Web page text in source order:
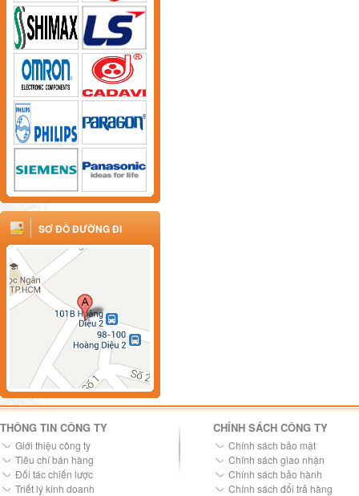
SƠ ĐỒ ĐƯỜNG ĐI
THÔNG TIN CÔNG TY
Giới thiệu công ty
Tiêu chí bán hàng
Đối tác chiến lược
Triết lý kinh doanh
CHÍNH SÁCH CÔNG TY
Chính sách bảo mật
Chính sách giao nhận
Chính sách bảo hành
Chính sách đổi trả hàng